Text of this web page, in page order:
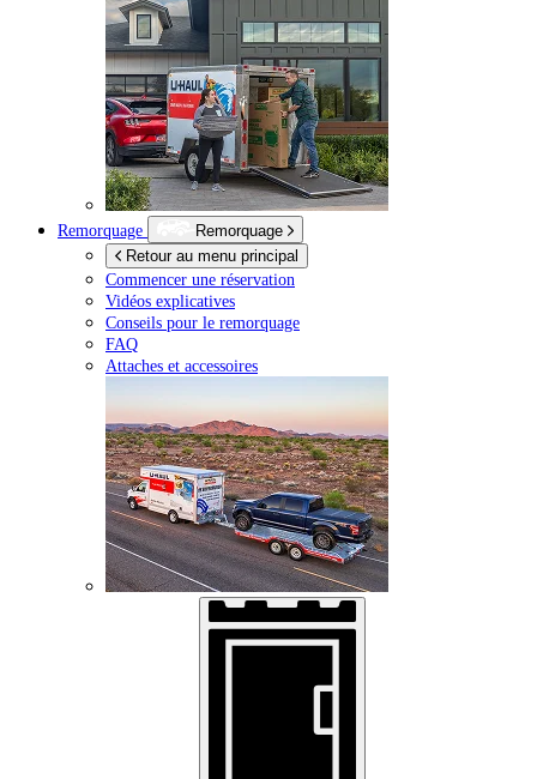
Remorquage
Remorquage
Retour au menu principal
Commencer une réservation
Vidéos explicatives
Conseils pour le remorquage
FAQ
Attaches et accessoires